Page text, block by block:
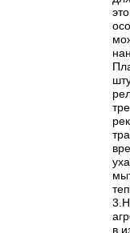
в